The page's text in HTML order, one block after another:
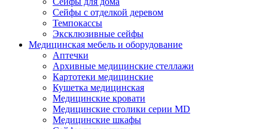
Сейфы с отделкой деревом
Темпокассы
Эксклюзивные сейфы
Медицинская мебель и оборудование
Аптечки
Архивные медицинские стеллажи
Картотеки медицинские
Кушетка медицинская
Медицинские кровати
Медицинские столики серии MD
Медицинские шкафы